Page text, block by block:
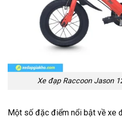
Xe đạp Raccoon Jason
Một số đặc điểm nổi bật về xe